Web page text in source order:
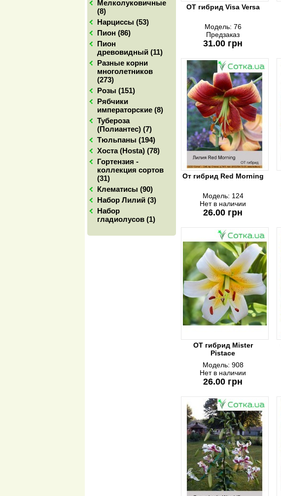
Мелколуковичные
(8)
Нарциссы (53)
Пион (86)
Пион
древовидный (11)
Разные корни
многолетников
(273)
Розы (151)
Рябчики
императорские (8)
Тубероза
(Полиантес) (7)
Тюльпаны (194)
Хоста (Hosta) (78)
Гортензия -
коллекция сортов
(31)
Клематисы (90)
Набор Лилий (3)
Набор
гладиолусов (1)
ОТ гибрид Visa Versa
Модель: 76
Предзаказ
31.00 грн
От гибрид Red Morning
Модель: 124
Нет в наличии
26.00 грн
ОТ гибрид Mister
Pistace
Модель: 908
Нет в наличии
26.00 грн